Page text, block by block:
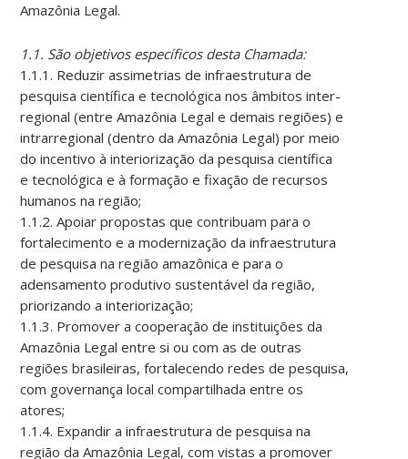
Amazônia Legal.
1.1. São objetivos específicos desta Chamada:
1.1.1. Reduzir assimetrias de infraestrutura de
pesquisa científica e tecnológica nos âmbitos inter-
regional (entre Amazônia Legal e demais regiões) e
intrarregional (dentro da Amazônia Legal) por meio
do incentivo à interiorização da pesquisa científica
e tecnológica e à formação e fixação de recursos
humanos na região;
1.1.2. Apoiar propostas que contribuam para o
fortalecimento e a modernização da infraestrutura
de pesquisa na região amazônica e para o
adensamento produtivo sustentável da região,
priorizando a interiorização;
1.1.3. Promover a cooperação de instituições da
Amazônia Legal entre si ou com as de outras
regiões brasileiras, fortalecendo redes de pesquisa,
com governança local compartilhada entre os
atores;
1.1.4. Expandir a infraestrutura de pesquisa na
região da Amazônia Legal, com vistas a promover